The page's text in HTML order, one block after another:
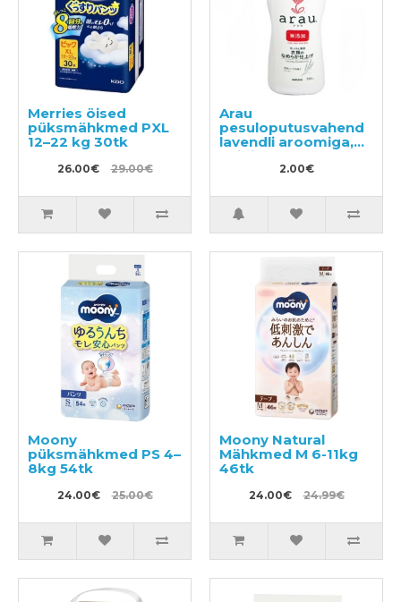
Merries öised
püksmähkmed PXL
12–22 kg 30tk
26.00€ 29.00€
Arau
pesuloputusvahend
lavendli aroomiga,
näidis 50ml
2.00€
Moony
püksmähkmed PS 4–
8kg 54tk
24.00€ 25.00€
Moony Natural
Mähkmed M 6-11kg
46tk
24.00€ 24.99€